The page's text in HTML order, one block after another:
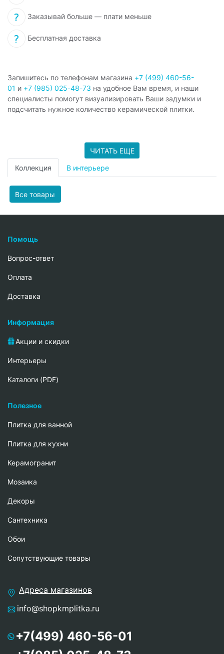
Заказывай больше — плати меньше
Бесплатная доставка
Запишитесь по телефонам магазина +7 (499) 460-56-
01 и +7 (985) 025-48-73 на удобное Вам время, и наши
специалисты помогут визуализировать Ваши задумки и
подсчитать нужное количество керамической плитки.
ЧИТАТЬ ЕЩЕ
Коллекция В интерьере
Все товары
Помощь
Вопрос-ответ
Oплата
Доставка
Информация
Акции и скидки
Интерьеры
Каталоги (PDF)
Полезное
Плитка для ванной
Плитка для кухни
Керамогранит
Мозаика
Декоры
Сантехника
Обои
Сопутствующие товары
Адреса магазинов
info@shopkmplitka.ru
+7(499) 460-56-01